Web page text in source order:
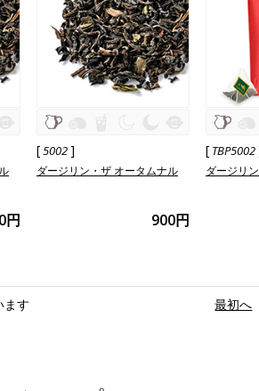
円
[5002]
ダージリン・ザ オータムナル
900円
[ TBP5002
ダージリ
ます 最初へ